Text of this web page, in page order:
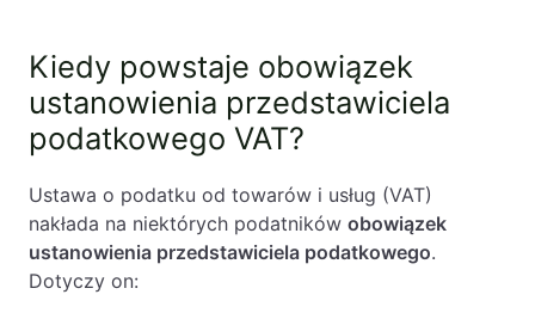
Kiedy powstaje obowiązek
ustanowienia przedstawiciela
podatkowego VAT?
Ustawa o podatku od towarów i usług (VAT)
nakłada na niektórych podatników obowiązek
ustanowienia przedstawiciela podatkowego.
Dotyczy on: